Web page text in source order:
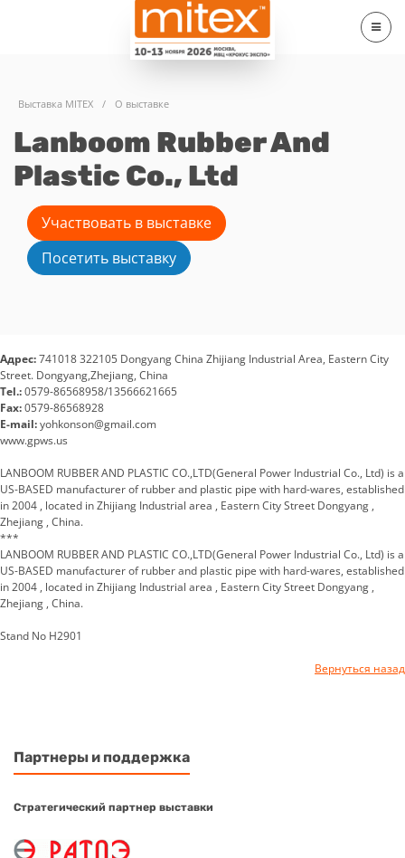
Выставка MITEX / О выставке
Lanboom Rubber And
Plastic Co., Ltd
Участвовать в выставке
Посетить выставку
Адрес:741018 322105 Dongyang China Zhijiang Industrial Area, Eastern City
Street. Dongyang,Zhejiang, China
Tel.:0579-86568958/13566621665
Fax:0579-86568928
E-mail:yohkonson@gmail.com
www.gpws.us
LANBOOM RUBBER AND PLASTIC CO.,LTD(General Power Industrial Co., Ltd) is a
US-BASED manufacturer of rubber and plastic pipe with hard-wares, established
in 2004 , located in Zhijiang Industrial area , Eastern City Street Dongyang ,
Zhejiang , China.
***
LANBOOM RUBBER AND PLASTIC CO.,LTD(General Power Industrial Co., Ltd) is a
US-BASED manufacturer of rubber and plastic pipe with hard-wares, established
in 2004 , located in Zhijiang Industrial area , Eastern City Street Dongyang ,
Zhejiang , China.
Stand No H2901
Вернуться назад
Партнеры и поддержка
Стратегический партнер выставки